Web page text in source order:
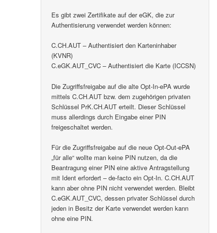
Es gibt zwei Zertifikate auf der eGK, die zur
Authentisierung verwendet werden können:
C.CH.AUT – Authentisiert den Karteninhaber
(KVNR)
C.eGK.AUT_CVC – Authentisiert die Karte (ICCSN)
Die Zugriffsfreigabe auf die alte Opt-In-ePA wurde
mittels C.CH.AUT bzw. dem zugehörigen privaten
Schlüssel PrK.CH.AUT erteilt. Dieser Schlüssel
muss allerdings durch Eingabe einer PIN
freigeschaltet werden.
Für die Zugriffsfreigabe auf die neue Opt-Out-ePA
„für alle“ wollte man keine PIN nutzen, da die
Beantragung einer PIN eine aktive Antragstellung
mit Ident erfordert – de-facto ein Opt-In. C.CH.AUT
kann aber ohne PIN nicht verwendet werden. Bleibt
C.eGK.AUT_CVC, dessen privater Schlüssel durch
jeden in Besitz der Karte verwendet werden kann
ohne eine PIN.